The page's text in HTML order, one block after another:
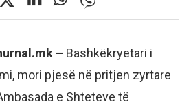
– Bashkëkryetari i
mori pjesë në pritjen zyrtare
e Shteteve të